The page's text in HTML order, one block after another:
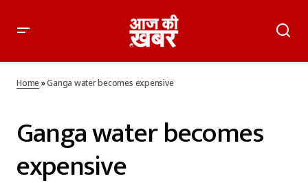
Home»Ganga water becomes expensive
Ganga water becomes
expensive